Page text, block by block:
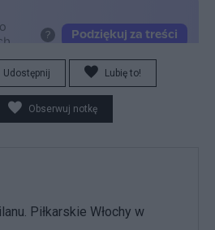
Udostępnij Lubię to!
Obserwuj notkę
Piłkarskie Włochy w